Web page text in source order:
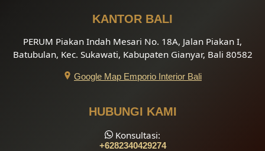
KANTOR BALI
PERUM Piakan Indah Mesari No. 18A, Jalan Piakan I,
Batubulan, Kec. Sukawati, Kabupaten Gianyar, Bali 80582
Google Map Emporio Interior Bali
HUBUNGI KAMI
Konsultasi:
+6282340429274